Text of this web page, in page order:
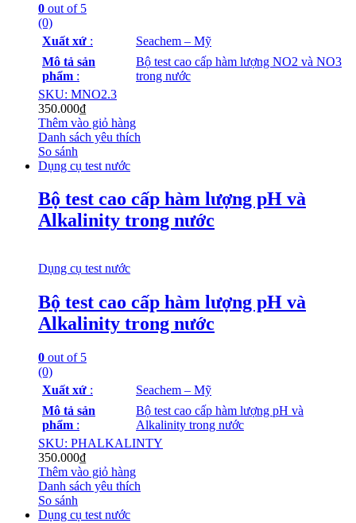
0 out of 5
(0)
Xuất xứ :
Seachem – Mỹ
Mô tả sản
phẩm :
Bộ test cao cấp hàm lượng NO2 và NO3
trong nước
SKU: MNO2.3
350.000₫
Thêm vào giỏ hàng
Danh sách yêu thích
So sánh
Dụng cụ test nước
Bộ test cao cấp hàm lượng pH và
Alkalinity trong nước
Dụng cụ test nước
Bộ test cao cấp hàm lượng pH và
Alkalinity trong nước
0 out of 5
(0)
Xuất xứ :
Seachem – Mỹ
Mô tả sản
phẩm :
Bộ test cao cấp hàm lượng pH và
Alkalinity trong nước
SKU: PHALKALINTY
350.000₫
Thêm vào giỏ hàng
Danh sách yêu thích
So sánh
Dụng cụ test nước